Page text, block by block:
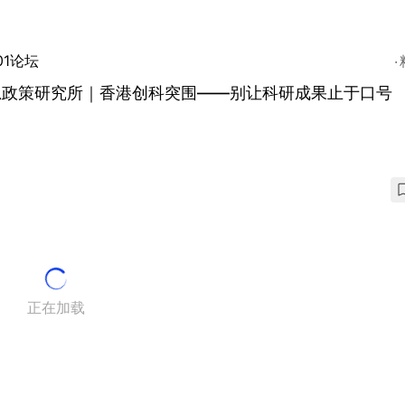
论坛
策研究所｜香港创科突围——别让科研成果止于口号
正在加载